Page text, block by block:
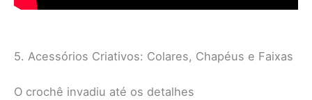
5. Acessórios Criativos: Colares, Chapéus e Faixas
O crochê invadiu até os detalhes